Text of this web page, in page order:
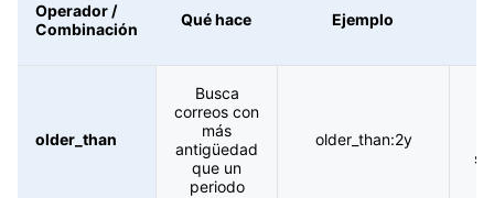
Operador /
Combinación
Qué hace Ejemplo
older_than
Busca
correos con
más
antigüedad
que un
periodo
older_than:2y